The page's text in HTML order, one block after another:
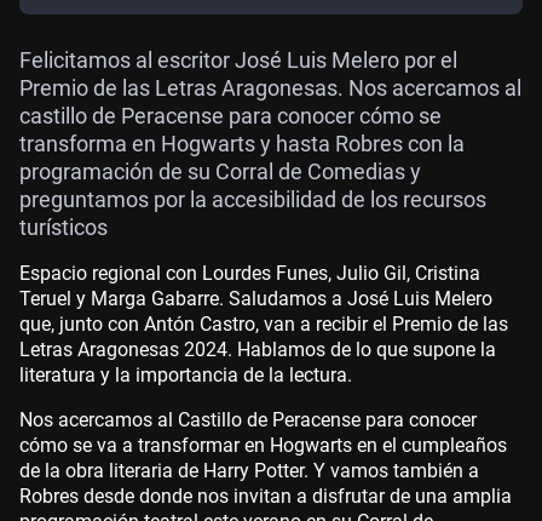
Felicitamos al escritor José Luis Melero por el
Premio de las Letras Aragonesas. Nos acercamos al
castillo de Peracense para conocer cómo se
transforma en Hogwarts y hasta Robres con la
programación de su Corral de Comedias y
preguntamos por la accesibilidad de los recursos
turísticos
Espacio regional con Lourdes Funes, Julio Gil, Cristina
Teruel y Marga Gabarre. Saludamos a José Luis Melero
que, junto con Antón Castro, van a recibir el Premio de las
Letras Aragonesas 2024. Hablamos de lo que supone la
literatura y la importancia de la lectura.
Nos acercamos al Castillo de Peracense para conocer
cómo se va a transformar en Hogwarts en el cumpleaños
de la obra literaria de Harry Potter. Y vamos también a
Robres desde donde nos invitan a disfrutar de una amplia